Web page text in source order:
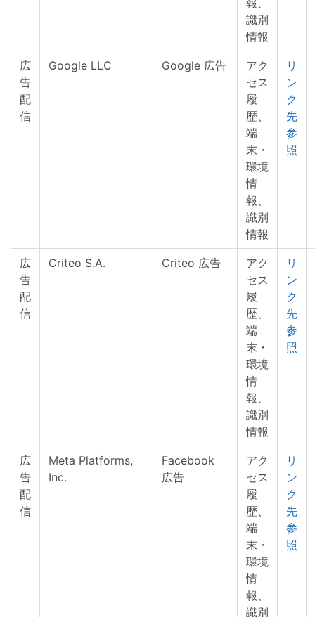
報、
識別
情報
広
告
配
信
Google LLC Google 広告
アク
セス
履
歴、
端
末・
環境
情
報、
識別
情報
リ
ン
ク
先
参
照
広
告
配
信
Criteo S.A. Criteo 広告
アク
セス
履
歴、
端
末・
環境
情
報、
識別
情報
リ
ン
ク
先
参
照
広
告
配
信
Meta Platforms,
Inc.
Facebook
広告
アク
セス
履
歴、
端
末・
環境
情
報、
識別
リ
ン
ク
先
参
照